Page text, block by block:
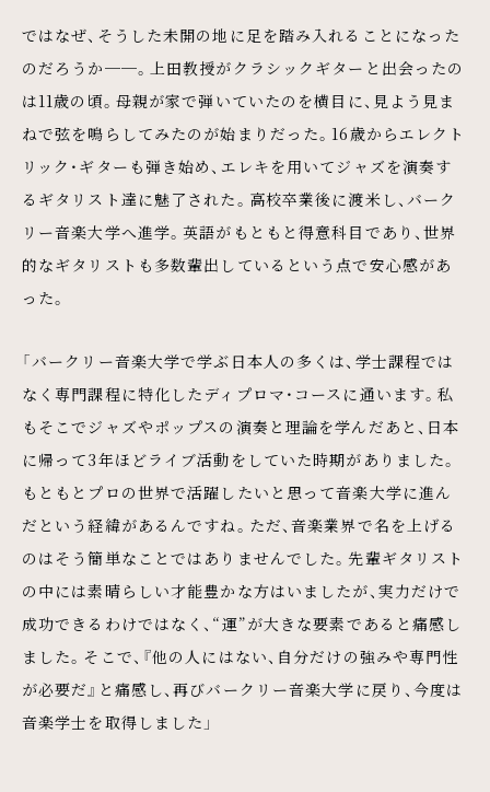
ではなぜ、そうした未開の地に足を踏み入れることになった
のだろうか──。上田教授がクラシックギターと出会ったの
は11歳の頃。母親が家で弾いていたのを横目に、見よう見ま
ねで弦を鳴らしてみたのが始まりだった。16歳からエレクト
リック・ギターも弾き始め、エレキを用いてジャズを演奏す
るギタリスト達に魅了された。高校卒業後に渡米し、バーク
リー音楽大学へ進学。英語がもともと得意科目であり、世界
的なギタリストも多数輩出しているという点で安心感があ
った。
「バークリー音楽大学で学ぶ日本人の多くは、学士課程では
なく専門課程に特化したディプロマ・コースに通います。私
もそこでジャズやポップスの演奏と理論を学んだあと、日本
に帰って3年ほどライブ活動をしていた時期がありました。
もともとプロの世界で活躍したいと思って音楽大学に進ん
だという経緯があるんですね。ただ、音楽業界で名を上げる
のはそう簡単なことではありませんでした。先輩ギタリスト
の中には素晴らしい才能豊かな方はいましたが、実力だけで
成功できるわけではなく、“運”が大きな要素であると痛感し
ました。そこで、『他の人にはない、自分だけの強みや専門性
が必要だ』と痛感し、再びバークリー音楽大学に戻り、今度は
音楽学士を取得しました」